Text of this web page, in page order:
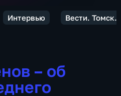
Интервью Вести. Томск.
– об